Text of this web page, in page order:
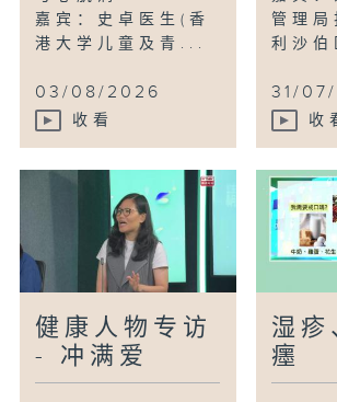
嘉宾：史卓医生(香
港大学儿童及青...
03/08/2026
收看
管理局
利沙
31/
收
健康人物专访
- 冲满爱
湿疹
癦